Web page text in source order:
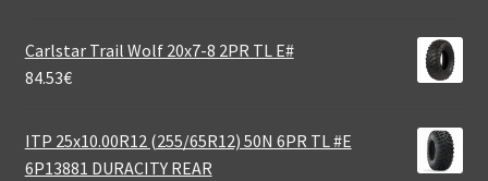
Carlstar Trail Wolf 20x7-8 2PR TL E#
84.53€
ITP 25x10.00R12 (255/65R12) 50N 6PR TL #E
6P13881 DURACITY REAR